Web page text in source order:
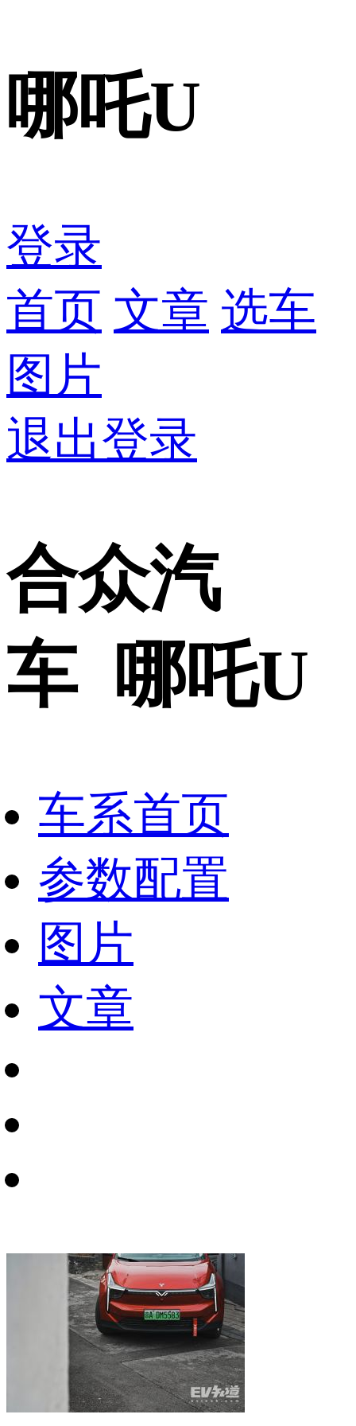
哪吒U
登录
首页 文章 选车
图片
退出登录
合众汽
车 哪吒U
车系首页
参数配置
图片
文章